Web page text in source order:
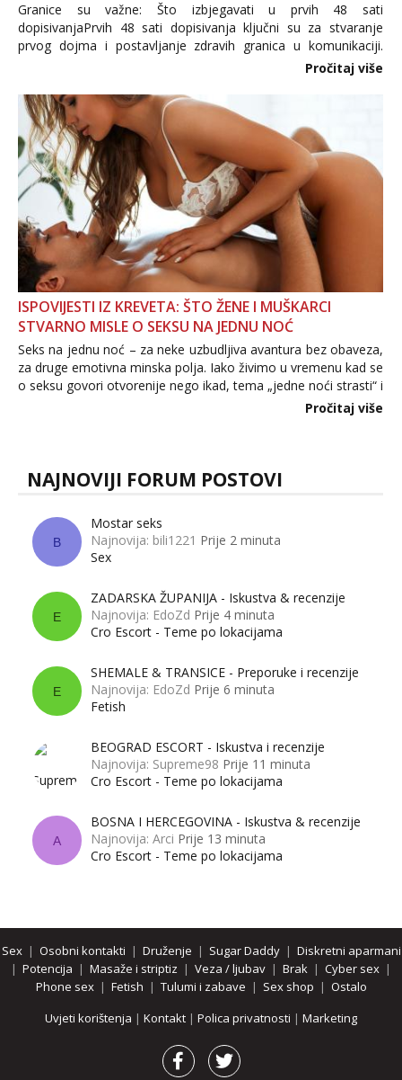
Granice su važne: Što izbjegavati u prvih 48 sati
dopisivanjaPrvih 48 sati dopisivanja ključni su za stvaranje
prvog dojma i postavljanje zdravih granica u komunikaciji.
Važno je izbjeći prebrzo otkrivanje osobnih ili intimnih
informacija, jer nepoznata osoba još nije zaslužila to
povjerenje. Takođe...
Pročitaj više
ISPOVIJESTI IZ KREVETA: ŠTO ŽENE I MUŠKARCI
STVARNO MISLE O SEKSU NA JEDNU NOĆ
Seks na jednu noć – za neke uzbudljiva avantura bez obaveza,
za druge emotivna minska polja. Iako živimo u vremenu kad se
o seksu govori otvorenije nego ikad, tema „jedne noći strasti“ i
dalje izaziva burne rasprave. Što zapravo misle žene, a što
Pročitaj više
NAJNOVIJI FORUM POSTOVI
B
Mostar seks
Najnovija: bili1221 Prije 2 minuta
Sex
E
ZADARSKA ŽUPANIJA - Iskustva & recenzije
Najnovija: EdoZd Prije 4 minuta
Cro Escort - Teme po lokacijama
E
SHEMALE & TRANSICE - Preporuke i recenzije
Najnovija: EdoZd Prije 6 minuta
Fetish
BEOGRAD ESCORT - Iskustva i recenzije
Najnovija: Supreme98 Prije 11 minuta
Cro Escort - Teme po lokacijama
A
BOSNA I HERCEGOVINA - Iskustva & recenzije
Najnovija: Arci Prije 13 minuta
Cro Escort - Teme po lokacijama
Sex| Osobni kontakti | Druženje | Sugar Daddy| Diskretni aparmani
| Potencija | Masaže i striptiz | Veza / ljubav | Brak | Cyber sex |
Phone sex| Fetish | Tulumi i zabave | Sex shop | Ostalo
Uvjeti korištenja | Kontakt | Polica privatnosti | Marketing